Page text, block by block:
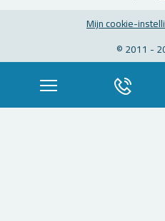
Mijn coo­kie-
© 2011 -